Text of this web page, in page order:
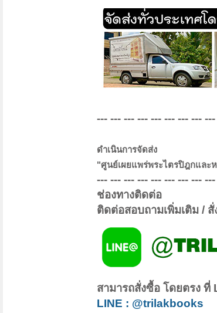
--- --- --- --- --- --- --- ---
ดำเนินการจัดส่ง
"ศูนย์เผยแพร่พระไตรปิฎกแล
--- --- --- --- --- --- --- ---
ช่องทางติดต่อ
ติดต่อสอบถามเพิ่มเติม /
สามารถสั่งซื้อ โดยตรง ที่
LINE : @trilakbooks